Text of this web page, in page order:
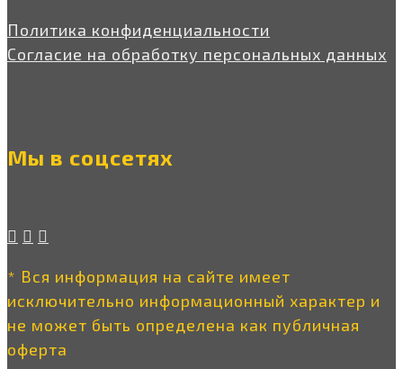
Политика конфиденциальности
Согласие на обработку персональных данных
Мы в соцсетях
* Вся информация на сайте имеет
исключительно информационный характер и
не может быть определена как публичная
оферта